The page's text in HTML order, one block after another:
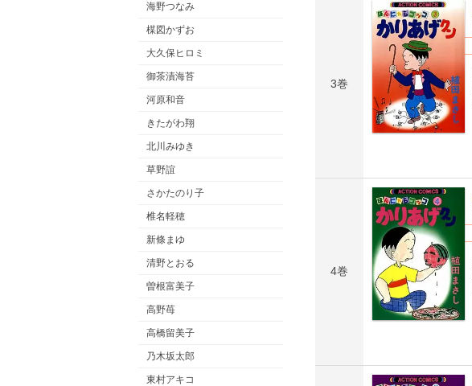
海野つなみ
楳図かずお
大久保ヒロミ
御茶漬海苔
河原和音
きたがわ翔
北川みゆき
草野誼
さかたのり子
椎名軽穂
新條まゆ
清野とおる
曽根富美子
高野苺
高橋留美子
乃木坂太郎
東村アキコ
3巻
4巻